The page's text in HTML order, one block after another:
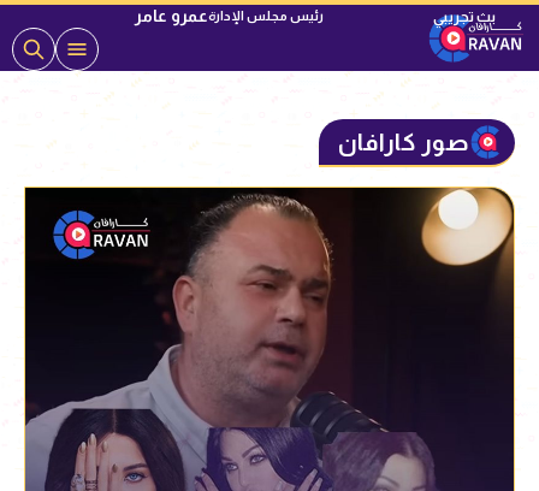
رئيس مجلس الإدارةعمرو عامر
صور كارافان